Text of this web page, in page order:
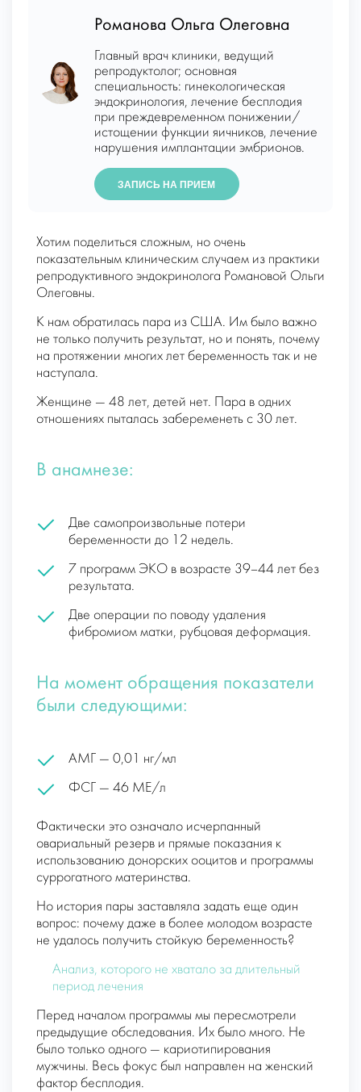
Романова Ольга Олеговна
Главный врач клиники, ведущий
репродуктолог; основная
специальность: гинекологическая
эндокринология, лечение бесплодия
при преждевременном понижении/
истощении функции яичников, лечение
нарушения имплантации эмбрионов.
ЗАПИСЬ НА ПРИЕМ
Хотим поделиться сложным, но очень
показательным клиническим случаем из практики
репродуктивного эндокринолога Романовой Ольги
Олеговны.
К нам обратилась пара из США. Им было важно
не только получить результат, но и понять, почему
на протяжении многих лет беременность так и не
наступала.
Женщине — 48 лет, детей нет. Пара в одних
отношениях пыталась забеременеть с 30 лет.
В анамнезе:
Две самопроизвольные потери
беременности до 12 недель.
7 программ ЭКО в возрасте 39–44 лет без
результата.
Две операции по поводу удаления
фибромиом матки, рубцовая деформация.
На момент обращения показатели
были следующими:
АМГ — 0,01 нг/мл
ФСГ — 46 МЕ/л
Фактически это означало исчерпанный
овариальный резерв и прямые показания к
использованию донорских ооцитов и программы
суррогатного материнства.
Но история пары заставляла задать еще один
вопрос: почему даже в более молодом возрасте
не удалось получить стойкую беременность?
Анализ, которого не хватало за длительный
период лечения
Перед началом программы мы пересмотрели
предыдущие обследования. Их было много. Не
было только одного — кариотипирования
мужчины. Весь фокус был направлен на женский
фактор бесплодия.